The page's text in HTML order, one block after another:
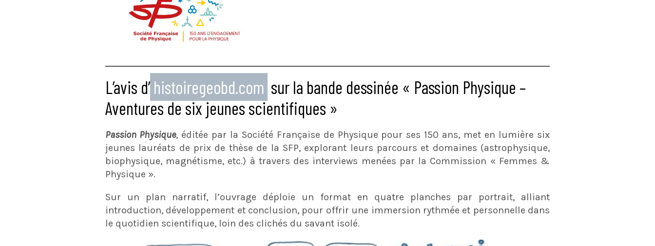
L’avis d’ histoiregeobd.com sur la bande dessinée « Passion Physique –
Aventures de six jeunes scientifiques »
Passion Physique, éditée par la Société Française de Physique pour ses 150 ans, met en lumière six
jeunes lauréats de prix de thèse de la SFP, explorant leurs parcours et domaines (astrophysique,
biophysique, magnétisme, etc.) à travers des interviews menées par la Commission « Femmes &
Physique ».
Sur un plan narratif, l’ouvrage déploie un format en quatre planches par portrait, alliant
introduction, développement et conclusion, pour offrir une immersion rythmée et personnelle dans
le quotidien scientifique, loin des clichés du savant isolé.